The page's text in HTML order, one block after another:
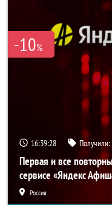
-10%
16:39:28 Получили:
Первая и все
сервисе «Яндекс
Россия